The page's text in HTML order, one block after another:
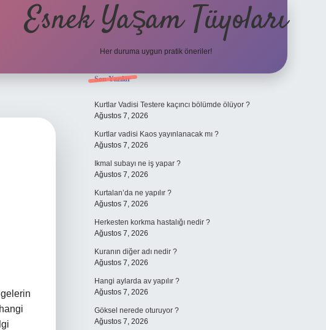
Esnek Yaşam Tüyoları
Her duruma uygun pratik öneriler!
Sidebar
Son Yazılar
Kurtlar Vadisi Testere kaçıncı bölümde ölüyor ?
Ağustos 7, 2026
Kurtlar vadisi Kaos yayınlanacak mı ?
Ağustos 7, 2026
Ikmal subayı ne iş yapar ?
Ağustos 7, 2026
Kurtalan’da ne yapılır ?
Ağustos 7, 2026
Herkesten korkma hastalığı nedir ?
Ağustos 7, 2026
Kuranın diğer adı nedir ?
Ağustos 7, 2026
Hangi aylarda av yapılır ?
Ağustos 7, 2026
Göksel nerede oturuyor ?
Ağustos 7, 2026